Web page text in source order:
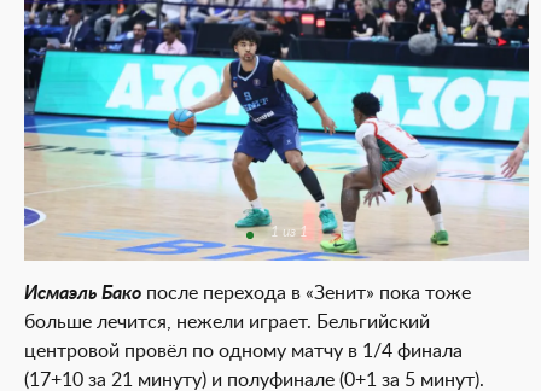
1 из 1
Исмаэль Бако после перехода в «Зенит» пока тоже
больше лечится, нежели играет. Бельгийский
центровой провёл по одному матчу в 1/4 финала
(17+10 за 21 минуту) и полуфинале (0+1 за 5 минут).